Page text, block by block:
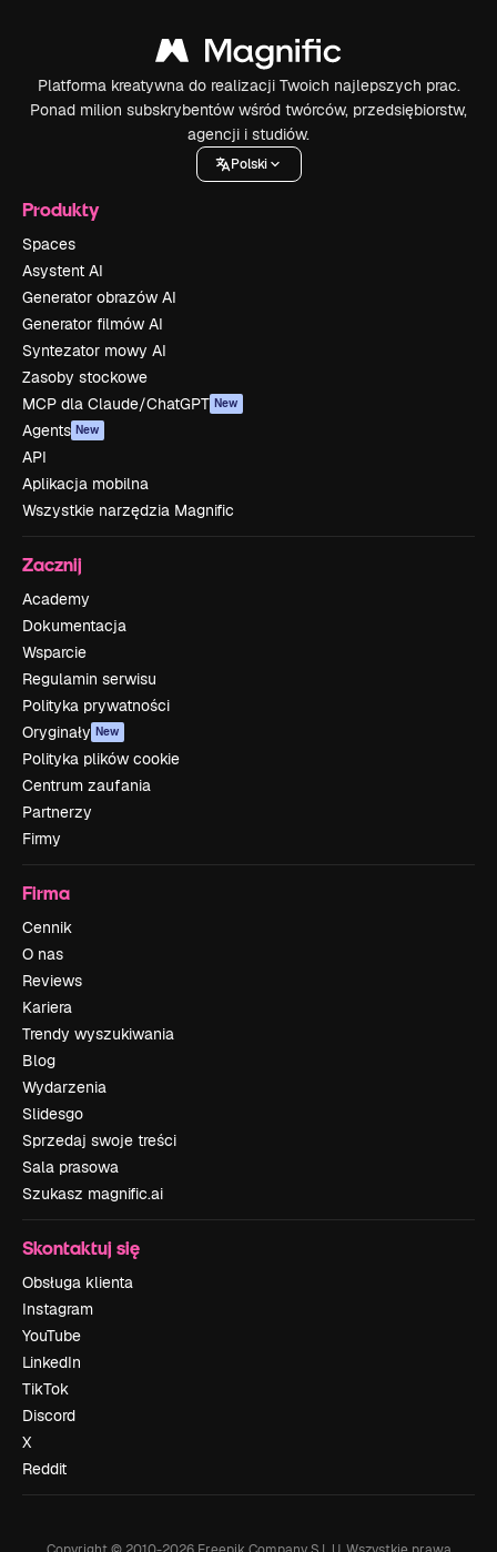
Platforma kreatywna do realizacji Twoich najlepszych prac.
Ponad milion subskrybentów wśród twórców, przedsiębiorstw,
agencji i studiów.
Polski
Produkty
Spaces
Asystent AI
Generator obrazów AI
Generator filmów AI
Syntezator mowy AI
Zasoby stockowe
MCP dla Claude/ChatGPT New
Agents New
API
Aplikacja mobilna
Wszystkie narzędzia Magnific
Zacznij
Academy
Dokumentacja
Wsparcie
Regulamin serwisu
Polityka prywatności
Oryginały New
Polityka plików cookie
Centrum zaufania
Partnerzy
Firmy
Firma
Cennik
O nas
Reviews
Kariera
Trendy wyszukiwania
Blog
Wydarzenia
Slidesgo
Sprzedaj swoje treści
Sala prasowa
Szukasz magnific.ai
Skontaktuj się
Obsługa klienta
Instagram
YouTube
LinkedIn
TikTok
Discord
X
Reddit